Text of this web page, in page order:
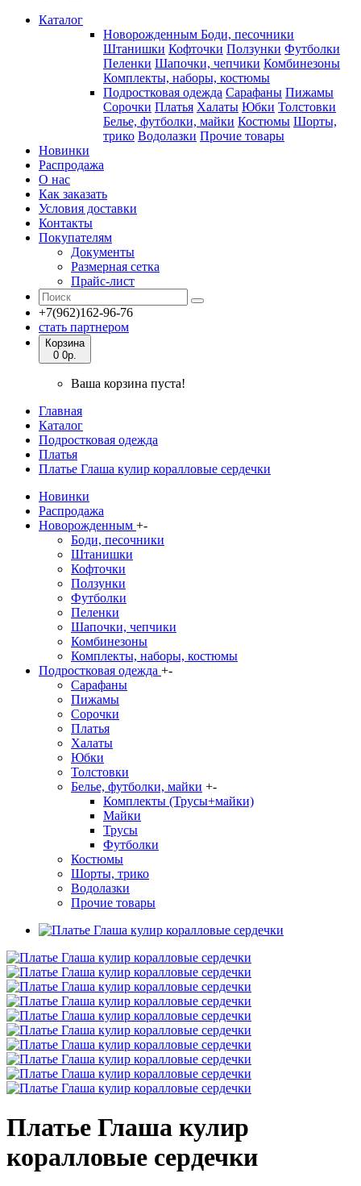
Каталог
Новорожденным Боди, песочники
Штанишки Кофточки Ползунки Футболки
Пеленки Шапочки, чепчики Комбинезоны
Комплекты, наборы, костюмы
Подростковая одежда Сарафаны Пижамы
Сорочки Платья Халаты Юбки Толстовки
Белье, футболки, майки Костюмы Шорты,
трико Водолазки Прочие товары
Новинки
Распродажа
О нас
Как заказать
Условия доставки
Контакты
Покупателям
Документы
Размерная сетка
Прайс-лист
+7(962)162-96-76
стать партнером
Корзина
0 0р.
Ваша корзина пуста!
Главная
Каталог
Подростковая одежда
Платья
Платье Глаша кулир коралловые сердечки
Новинки
Распродажа
Новорожденным +-
Боди, песочники
Штанишки
Кофточки
Ползунки
Футболки
Пеленки
Шапочки, чепчики
Комбинезоны
Комплекты, наборы, костюмы
Подростковая одежда +-
Сарафаны
Пижамы
Сорочки
Платья
Халаты
Юбки
Толстовки
Белье, футболки, майки +-
Комплекты (Трусы+майки)
Майки
Трусы
Футболки
Костюмы
Шорты, трико
Водолазки
Прочие товары
Платье Глаша кулир
коралловые сердечки